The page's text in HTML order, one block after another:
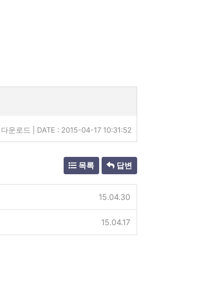
운로드 | DATE : 2015-04-17 10:31:52
목록 답변
15.04.30
15.04.17